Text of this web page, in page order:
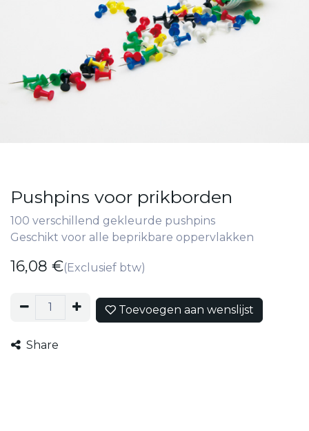
Pushpins voor prikborden
100 verschillend gekleurde pushpins
Geschikt voor alle beprikbare oppervlakken
16,08 €(Exclusief btw)
Toevoegen aan wenslijst
Share